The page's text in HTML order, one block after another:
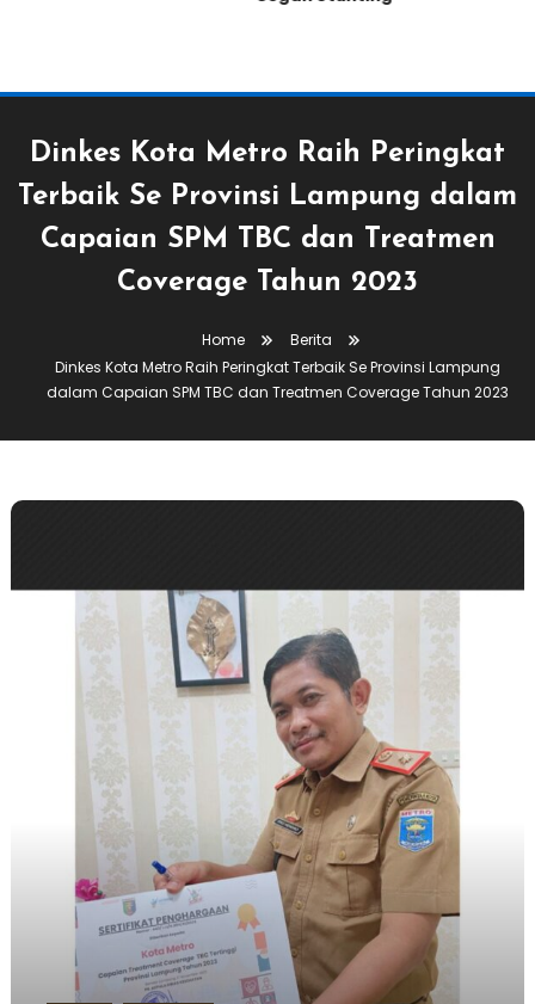
Dinkes Kota Metro Raih Peringkat
Terbaik Se Provinsi Lampung dalam
Capaian SPM TBC dan Treatmen
Coverage Tahun 2023
Home
Berita
Dinkes Kota Metro Raih Peringkat Terbaik Se Provinsi Lampung
dalam Capaian SPM TBC dan Treatmen Coverage Tahun 2023